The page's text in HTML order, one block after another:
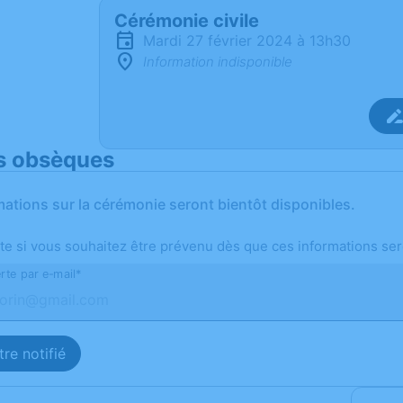
Cérémonie civile
mardi 27 février 2024 à 13h30
Information indisponible
obsèques
sur la cérémonie seront bientôt disponibles.
si vous souhaitez être prévenu dès que ces informations
par e-mail*
notifié